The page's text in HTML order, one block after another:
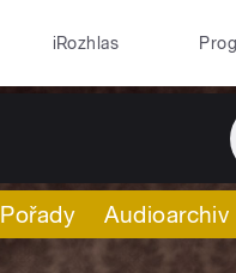
iRozhlas
Pořady Audioarchiv